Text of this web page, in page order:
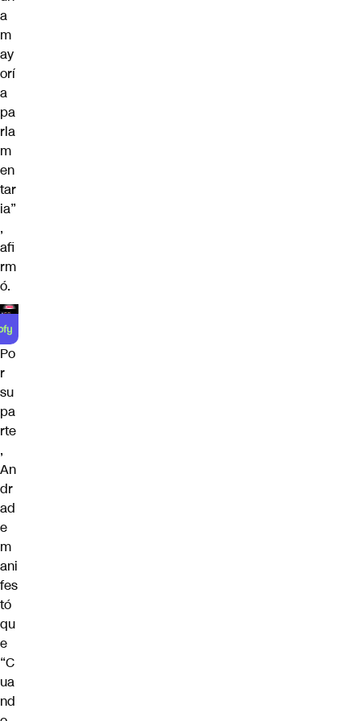
a
m
ay
orí
a
pa
rla
m
en
tar
ia”
,
afi
rm
ó.
Po
r
su
pa
rte
,
An
dr
ad
e
m
ani
fes
tó
qu
e
“C
ua
nd